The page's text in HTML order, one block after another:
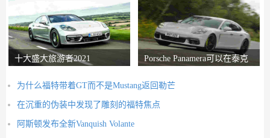
十大盛大旅游者2021
Porsche Panamera可以在泰克
为什么福特带着GT而不是Mustang返回勒芒
在沉重的伪装中发现了雕刻的福特焦点
阿斯顿发布全新Vanquish Volante